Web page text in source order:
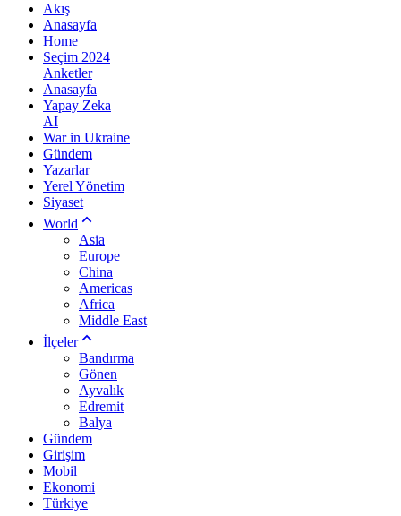
Akış
Anasayfa
Home
Seçim 2024
Anketler
Anasayfa
Yapay Zeka
AI
War in Ukraine
Gündem
Yazarlar
Yerel Yönetim
Siyaset
World
Asia
Europe
China
Americas
Africa
Middle East
İlçeler
Bandırma
Gönen
Ayvalık
Edremit
Balya
Gündem
Girişim
Mobil
Ekonomi
Türkiye